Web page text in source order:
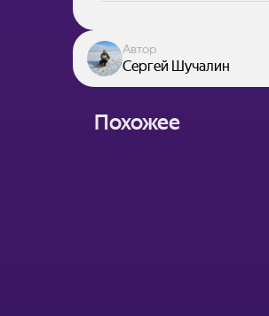
Автор
Сергей Шучалин
Похожее